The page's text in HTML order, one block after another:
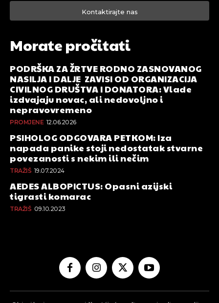
Kontaktirajte nas
Morate pročitati
PODRŠKA ZA ŽRTVE RODNO ZASNOVANOG
NASILJA I DALJE ZAVISI OD ORGANIZACIJA
CIVILNOG DRUŠTVA I DONATORA: Vlade
izdvajaju novac, ali nedovoljno i
nepravovremeno
PROMJENE 12.06.2026
PSIHOLOG ODGOVARA PETKOM: Iza
napada panike stoji nedostatak stvarne
povezanosti s nekim ili nečim
TRAŽIŠ 19.07.2024
AEDES ALBOPICTUS: Opasni azijski
tigrasti komarac
TRAŽIŠ 09.10.2023